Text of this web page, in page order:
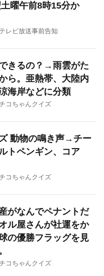
曜午前8時15分か
テレビ放送事前告知
きるの？→雨雲がた
ら。亜熱帯、大陸内
海岸などに分類
コちゃんクイズ
動物の鳴き声→チー
トペンギン、コア
コちゃんクイズ
がなんでペナントだ
ル屋さんが社運をか
の優勝フラッグを見
コちゃんクイズ